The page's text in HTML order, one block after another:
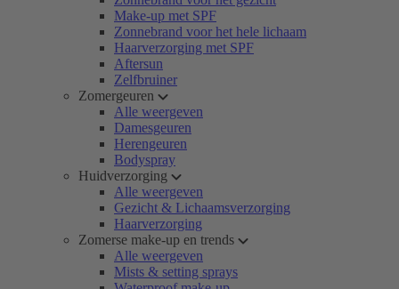
Make-up met SPF
Zonnebrand voor het hele lichaam
Haarverzorging met SPF
Aftersun
Zelfbruiner
Zomergeuren
Alle weergeven
Damesgeuren
Herengeuren
Bodyspray
Huidverzorging
Alle weergeven
Gezicht & Lichaamsverzorging
Haarverzorging
Zomerse make-up en trends
Alle weergeven
Mists & setting sprays